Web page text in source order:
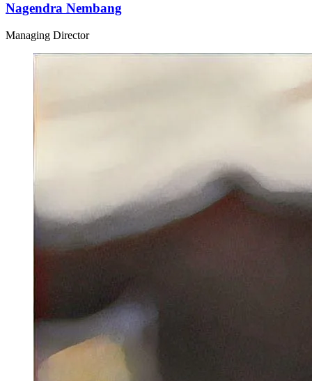
Nagendra Nembang
Managing Director